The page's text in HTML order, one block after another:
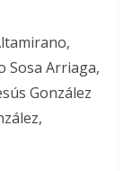
Sosa Arriaga,
González